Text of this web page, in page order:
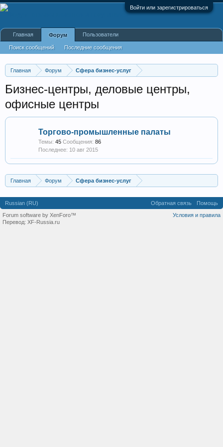
Войти или зарегистрироваться
Главная Форум Сфера бизнес-услуг
Бизнес-центры, деловые центры,
офисные центры
Торгово-промышленные палаты
Темы: 45 Сообщения: 86
10 авг 2015
Главная Форум Сфера бизнес-услуг
Главная Форум
Поиск сообщений Последние сообщения
Пользователи
Russian (RU) Обратная связь
Помощь
Условия и правила
Forum software by XenForo™
Перевод: XF-Russia.ru